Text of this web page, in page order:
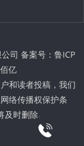
司 备案号： 鲁ICP
亿
和读者投稿，我们
络传播权保护条
时删除。